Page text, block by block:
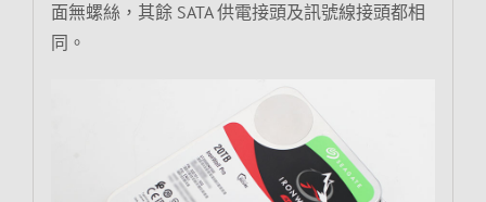
面無螺絲，其餘 SATA 供電接頭及訊號線接頭都相
同。